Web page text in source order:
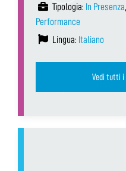
Tipologia: In Presenza,
Performance
Lingua: Italiano
Vedi tutti i